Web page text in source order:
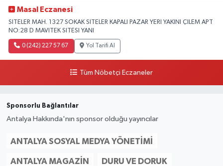
Masal Eczanesi
SITELER MAH. 1327 SOKAK SITELER KAPALI PAZAR YERI YAKINI ÇILEM APT
NO:28 D MAVITEK SITESI YANI
0 (242) 227 57 67 Yol Tarifi Al
Tüm Nöbetçi Eczaneler
Sponsorlu Bağlantılar
Antalya Hakkında'nın sponsor olduğu yayıncılar
ANTALYA SOSYAL MEDYA YÖNETIMI
ANTALYA MAGAZIN DURU VE DORUK